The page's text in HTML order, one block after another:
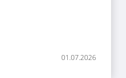
01.07.2026